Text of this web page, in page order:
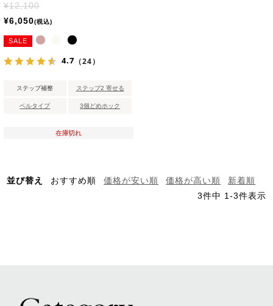
¥12,100
¥6,050 税込
SALE
4.7 （24）
ステップ補整 ステップ2 寄せる
ベルタイプ 3個どめホック
在庫切れ
並び替え おすすめ順 価格が安い順 価格が高い順
新着順
3件中 1-3件表示